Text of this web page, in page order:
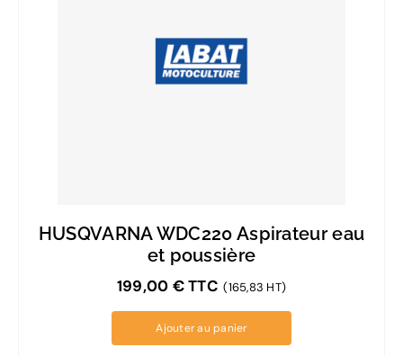
HUSQVARNA WDC220 Aspirateur eau
et poussière
199,00 €TTC (165,83 HT)
Ajouter au panier